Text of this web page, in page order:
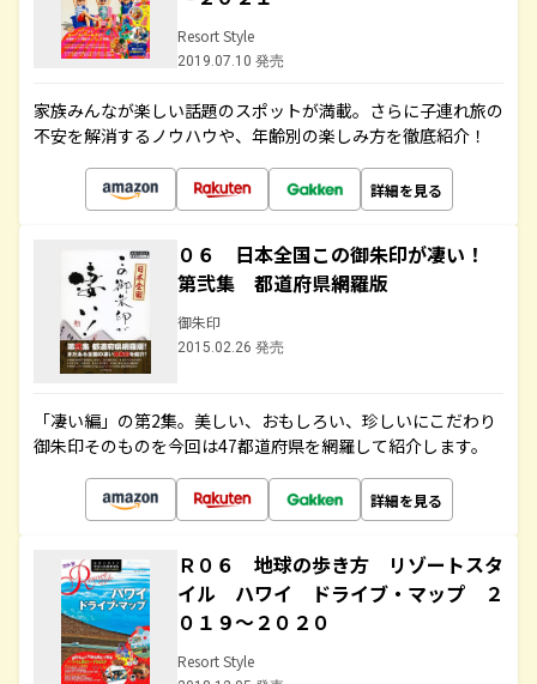
Resort Style
2019.07.10 発売
家族みんなが楽しい話題のスポットが満載。さらに子連れ旅の
不安を解消するノウハウや、年齢別の楽しみ方を徹底紹介！
詳細を見る
０６ 日本全国この御朱印が凄い！
第弐集 都道府県網羅版
御朱印
2015.02.26 発売
「凄い編」の第2集。美しい、おもしろい、珍しいにこだわり
御朱印そのものを今回は47都道府県を網羅して紹介します。
詳細を見る
Ｒ０６ 地球の歩き方 リゾートスタ
イル ハワイ ドライブ・マップ ２
０１９～２０２０
Resort Style